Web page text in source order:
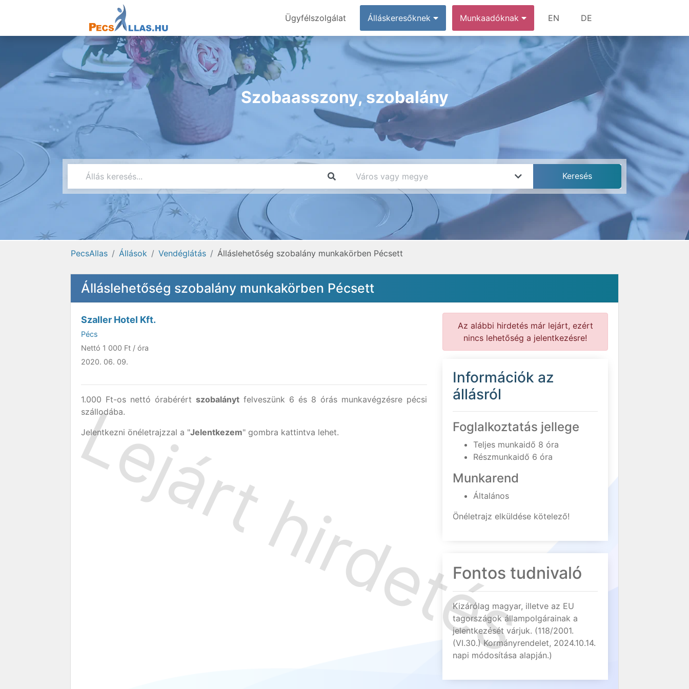
Ügyfélszolgálat Álláskeresőknek Munkaadóknak EN DE
Szobaasszony, szobalány
PecsAllas Állások Vendéglátás Álláslehetőség szobalány munkakörben Pécsett
Álláslehetőség szobalány munkakörben Pécsett
Szaller Hotel Kft.
Pécs
Nettó 1 000 Ft / óra
2020. 06. 09.
1.000 Ft-os nettó órabérértszobalányt felveszünk 6 és 8 órás munkavégzésre pécsi
szállodába.
Jelentkezni önéletrajzzal a "Jelentkezem" gombra kattintva lehet.
Az alábbi hirdetés már lejárt, ezért
nincs lehetőség a jelentkezésre!
Információk az
állásról
Foglalkoztatás jellege
Teljes munkaidő 8 óra
Részmunkaidő 6 óra
Munkarend
Általános
Önéletrajz elküldése kötelező!
Fontos tudnivaló
Kizárólag magyar, illetve az EU
tagországok állampolgárainak a
jelentkezését várjuk. (118/2001.
(VI.30.) Kormányrendelet, 2024.10.14.
napi módosítása alapján.)